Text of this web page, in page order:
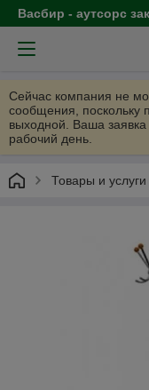
Васбир - аутсорс
Сейчас компания не
сообщения, поскольку
выходной. Ваша
рабочий день.
Товары и услуги